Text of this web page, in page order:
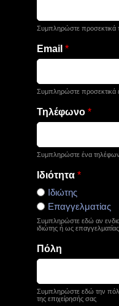
Συμπληρώστε προσεκτικά
Email *
Συμπληρώστε προσεκτικά
Τηλέφωνο *
Συμπληρώστε ένα
Ιδιότητα *
Ιδιώτης
Επαγγελματίας
Συμπληρώστε εδώ αν
ιδιώτης ή ως επαγγελματίας
Πόλη
Συμπληρώστε εδώ την πόλη
της επιχείρησής σας